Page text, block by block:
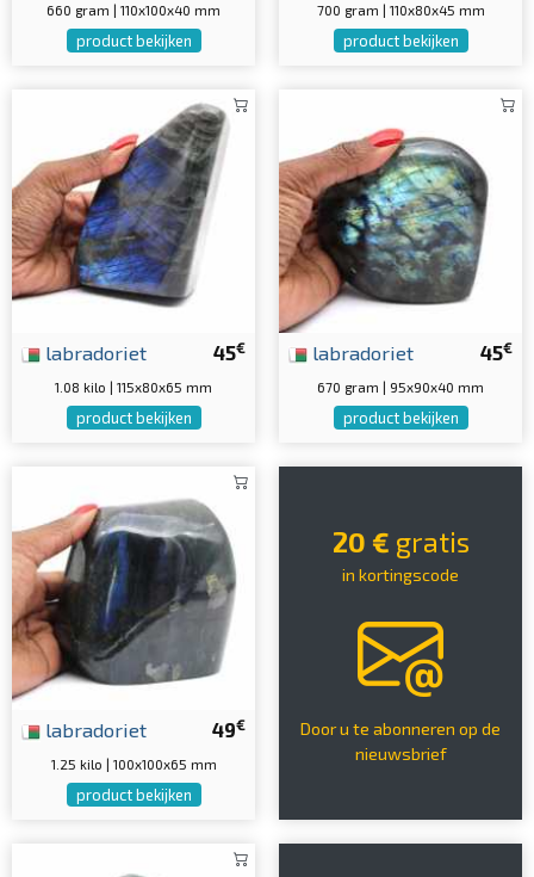
660 gram | 110x100x40 mm
product bekijken
700 gram | 110x80x45 mm
product bekijken
45€
labradoriet
1.08 kilo | 115x80x65 mm
product bekijken
45€
labradoriet
670 gram | 95x90x40 mm
product bekijken
49€
labradoriet
1.25 kilo | 100x100x65 mm
product bekijken
20 € gratis
in kortingscode
Door u te abonneren op de
nieuwsbrief